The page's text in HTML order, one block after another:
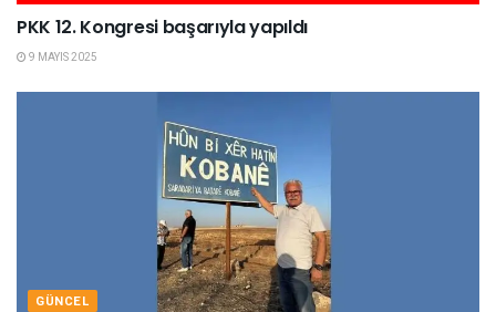
PKK 12. Kongresi başarıyla yapıldı
9 MAYIS 2025
GÜNCEL